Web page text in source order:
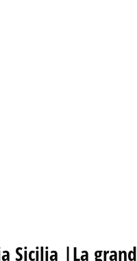
Sicilia |La